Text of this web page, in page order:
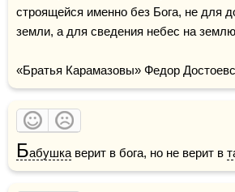
строящейся именно без Бога, не для
земли, а для сведения небес на
«Братья Карамазовы» Федор
Бабушка верит в бога, но не верит в